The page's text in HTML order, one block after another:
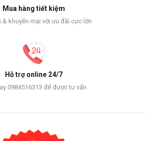
Mua hàng tiết kiệm
& khuyến mại với ưu đãi cực lớn
Hỗ trợ online 24/7
0984516313 để được tư vấn